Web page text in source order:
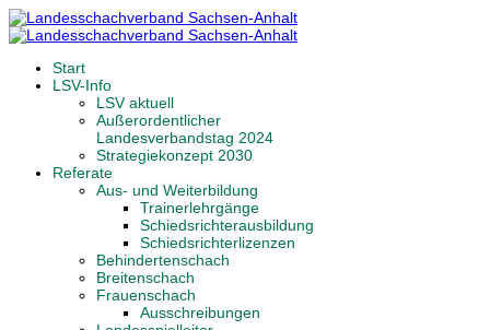
Start
LSV-Info
LSV aktuell
Außerordentlicher
Landesverbandstag 2024
Strategiekonzept 2030
Referate
Aus- und Weiterbildung
Trainerlehrgänge
Schiedsrichterausbildung
Schiedsrichterlizenzen
Behindertenschach
Breitenschach
Frauenschach
Ausschreibungen